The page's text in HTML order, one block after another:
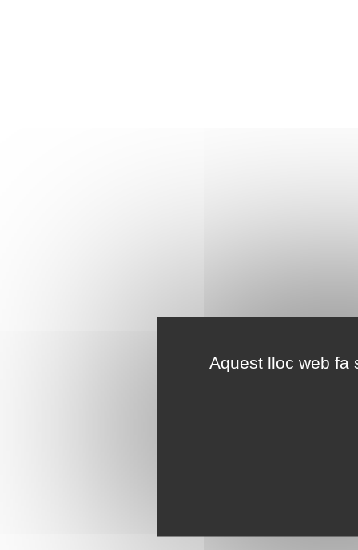
Aquest lloc web fa